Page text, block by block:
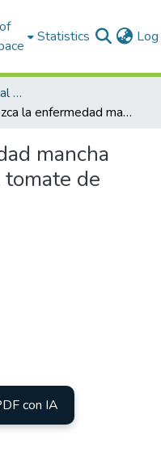
Statistics
1.- Estación Experimental Santa Catalina
Conozca la enfermedad mancha negra del tronco del tomate de árbol
mancha
de
con IA